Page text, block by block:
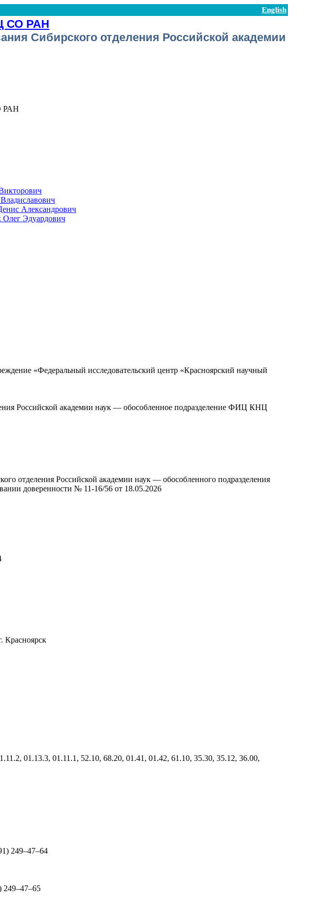
English
СО РАН
Сибирского отделения Российской академии
РАН
Александрович
Олег Эдуардович
«Федеральный исследовательский центр «Красноярский научный
Российской академии наук — обособленное подразделение ФИЦ КНЦ
отделения Российской академии наук — обособленного подразделения
доверенности № 11-16/56 от 18.05.2026
01.13.3, 01.11.1, 52.10, 68.20, 01.41, 01.42, 61.10, 35.30, 35.12, 36.00,
249–47–64
249–47–65